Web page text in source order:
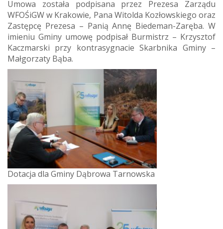
Umowa została podpisana przez Prezesa Zarządu
WFOŚiGW w Krakowie, Pana Witolda Kozłowskiego oraz
Zastępcę Prezesa – Panią Annę Biedeman-Zaręba. W
imieniu Gminy umowę podpisał Burmistrz – Krzysztof
Kaczmarski przy kontrasygnacie Skarbnika Gminy –
Małgorzaty Bąba.
Dotacja dla Gminy Dąbrowa Tarnowska